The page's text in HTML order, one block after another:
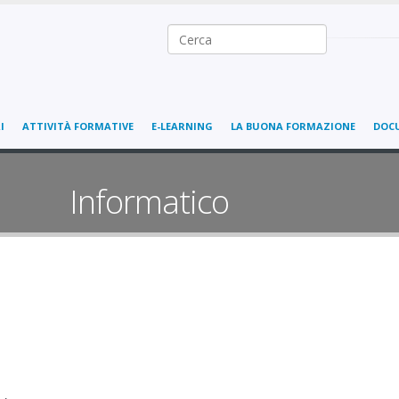
Ricerca nel sito
ATTIVITÀ FORMATIVE E-LEARNING LA BUONA FORMAZIONE
Informatico